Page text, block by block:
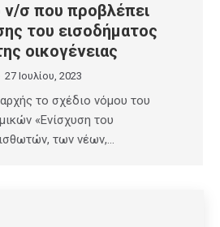
σ που προβλέπει
του εισοδήματος
οικογένειας
27 Ιουλίου, 2023
το σχέδιο νόμου του
«Ενίσχυση του
των νέων,…